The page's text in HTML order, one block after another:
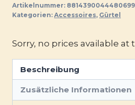
Artikelnummer:
Kategorien: Accessoires, Gürtel
Sorry, no prices available at
Beschreibung
Zusätzliche Informationen